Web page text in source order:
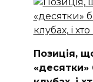
Позиція,
«десятки»